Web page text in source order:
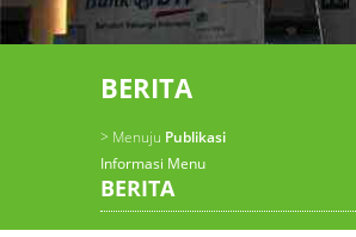
BERITA
> Menuju Publikasi
Informasi Menu
BERITA